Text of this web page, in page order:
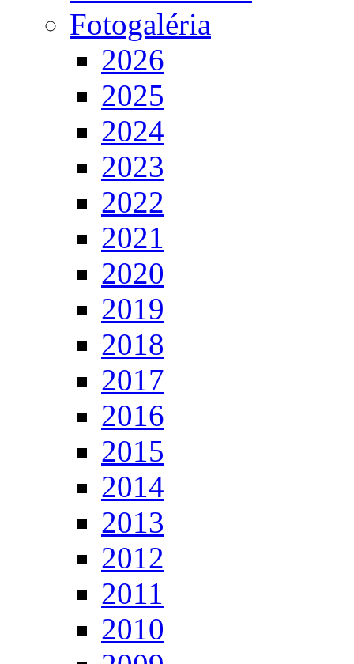
Fotogaléria
2026
2025
2024
2023
2022
2021
2020
2019
2018
2017
2016
2015
2014
2013
2012
2011
2010